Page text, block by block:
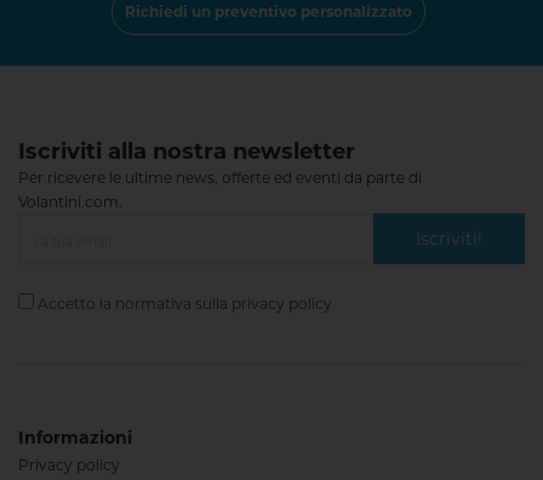
Richiedi un preventivo personalizzato
Iscriviti alla nostra newsletter
Per ricevere le ultime news, offerte ed eventi da parte di
Volantini.com.
Iscriviti!
Accetto la normativa sulla privacy policy
Informazioni
Privacy policy